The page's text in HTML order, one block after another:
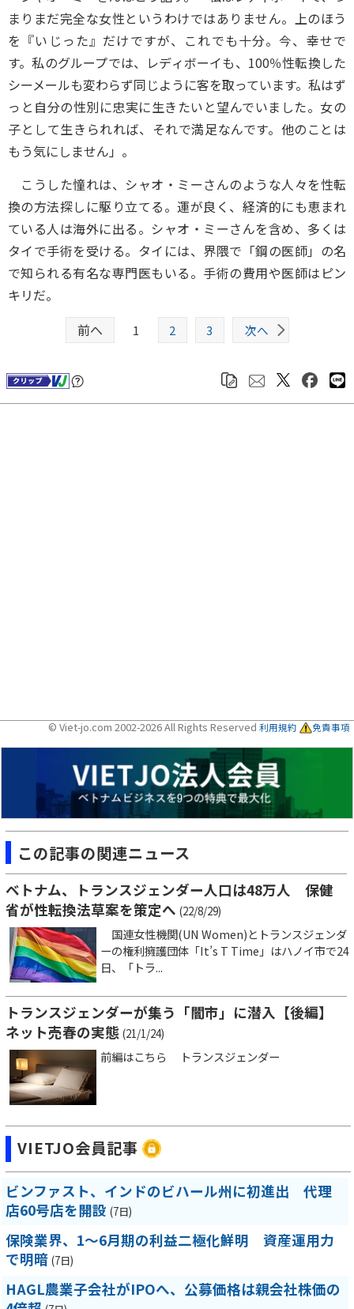
まりまだ完全な女性というわけではありません。上のほう
を『いじった』だけですが、これでも十分。今、幸せで
す。私のグループでは、レディボーイも、100％性転換した
シーメールも変わらず同じように客を取っています。私はず
っと自分の性別に忠実に生きたいと望んでいました。女の
子として生きられれば、それで満足なんです。他のことは
もう気にしません」。
こうした憧れは、シャオ・ミーさんのような人々を性転
換の方法探しに駆り立てる。運が良く、経済的にも恵まれ
ている人は海外に出る。シャオ・ミーさんを含め、多くは
タイで手術を受ける。タイには、界隈で「鋼の医師」の名
で知られる有名な専門医もいる。手術の費用や医師はピン
キリだ。
前へ
1 2 3 次へ
© Viet-jo.com 2002-2026 All Rights Reserved 利用規約 免責事項
この記事の関連ニュース
ベトナム、トランスジェンダー人口は48万人 保健
省が性転換法草案を策定へ (22/8/29)
国連女性機関(UN Women)とトランスジェンダ
ーの権利擁護団体「It’s T Time」はハノイ市で24
日、「トラ...
トランスジェンダーが集う「闇市」に潜入【後編】
ネット売春の実態 (21/1/24)
前編はこちら トランスジェンダー
VIETJO会員記事
ビンファスト、インドのビハール州に初進出 代理
店60号店を開設 (7日)
保険業界、1～6月期の利益二極化鮮明 資産運用力
で明暗 (7日)
HAGL農業子会社がIPOへ、公募価格は親会社株価の